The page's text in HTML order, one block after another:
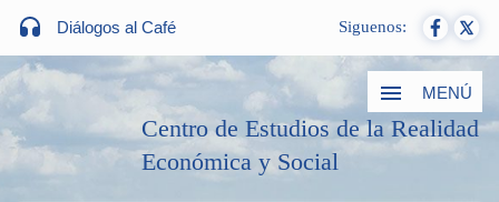
Diálogos al Café Siguenos:
MENÚ
Centro de Estudios de la Realidad
Económica y Social